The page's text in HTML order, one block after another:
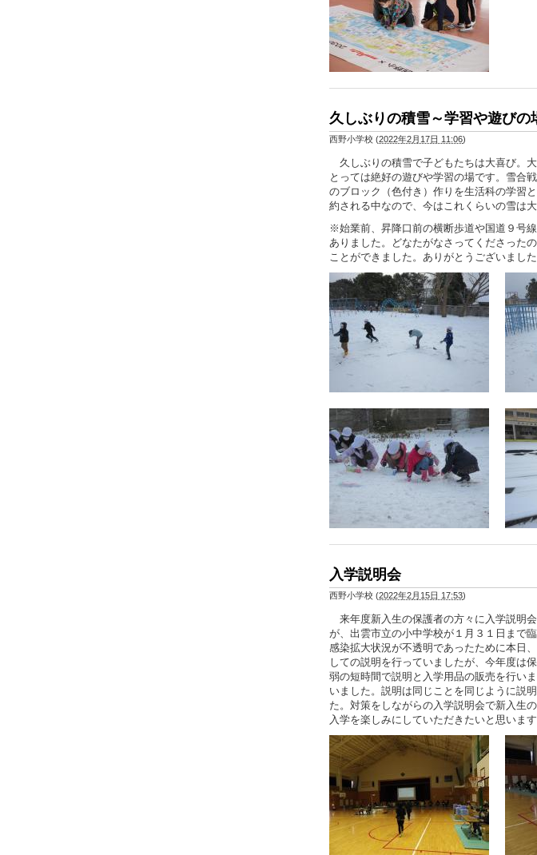
久しぶりの積雪～学習や遊びの
西野小学校 (2022年2月17日 11:06)
久しぶりの積雪で子どもたちは大喜び。
とっては絶好の遊びや学習の場です。雪合
のブロック（色付き）作りを生活科の学習
約される中なので、今はこれくらいの雪は大
※始業前、昇降口前の横断歩道や国道９号
ありました。どなたがなさってくださった
ことができました。ありがとうございました
入学説明会
西野小学校 (2022年2月15日 17:53)
来年度新入生の保護者の方々に入学説明
が、出雲市立の小中学校が１月３１日まで
感染拡大状況が不透明であったために本日
しての説明を行っていましたが、今年度は
弱の短時間で説明と入学用品の販売を行い
いました。説明は同じことを同じように説
た。対策をしながらの入学説明会で新入生
入学を楽しみにしていただきたいと思います